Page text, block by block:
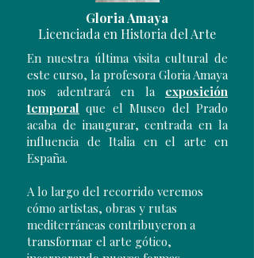
Gloria Amaya
Licenciada en Historia del Arte
En nuestra última visita cultural de
este curso, la profesora Gloria Amaya
nos adentrará en la exposición
temporal que el Museo del Prado
acaba de inaugurar, centrada en la
influencia de Italia en el arte en
España.
A lo largo del recorrido veremos
cómo artistas, obras y rutas
mediterráneas contribuyeron a
transformar el arte gótico,